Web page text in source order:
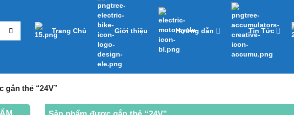
Trang Chủ Giới thiệu Hướng dẫn Tin Tức
gắn thẻ “24V”